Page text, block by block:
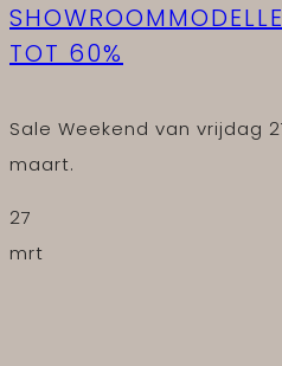
TOT 60%
Sale Weekend van vrijdag
maart.
27
mrt